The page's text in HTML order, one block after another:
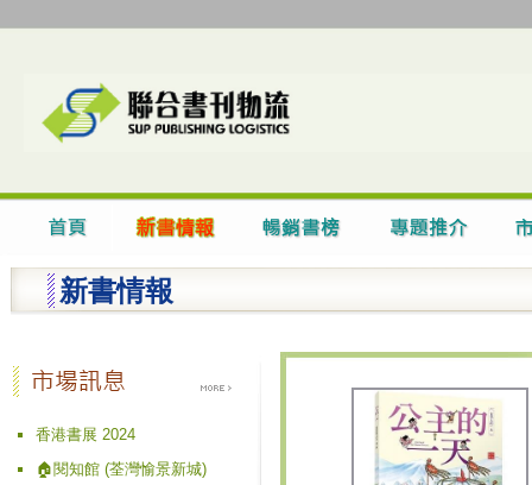
新書情報
香港書展 2024
🏠閱知館 (荃灣愉景新城)